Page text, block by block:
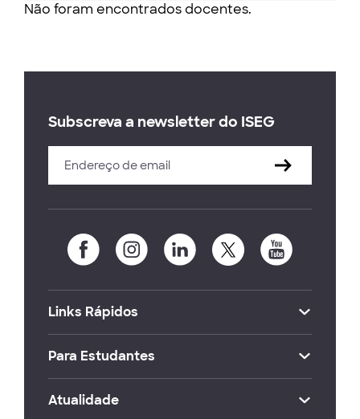
Não foram encontrados docentes.
Subscreva a newsletter do ISEG
Links Rápidos
Para Estudantes
Atualidade